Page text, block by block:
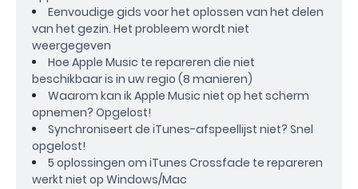
Eenvoudige gids voor het oplossen van het delen
van het gezin. Het probleem wordt niet
weergegeven
Hoe Apple Music te repareren die niet
beschikbaar is in uw regio (8 manieren)
Waarom kan ik Apple Music niet op het scherm
opnemen? Opgelost!
Synchroniseert de iTunes-afspeellijst niet? Snel
opgelost!
5 oplossingen om iTunes Crossfade te repareren
werkt niet op Windows/Mac